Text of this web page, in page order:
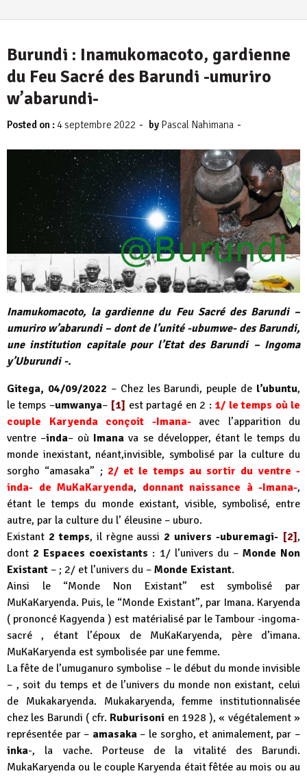
Burundi : Inamukomacoto, gardienne
du Feu Sacré des Barundi -umuriro
w’abarundi-
Posted on : 4 septembre 2022 - by Pascal Nahimana -
Inamukomacoto, la gardienne du Feu Sacré des Barundi –
umuriro w’abarundi – dont de l’unité -ubumwe- des Barundi,
une institution capitale pour l’Etat des Barundi – Ingoma
y’Uburundi -.
Gitega, 04/09/2022 – Chez les Barundi, peuple de l’ubuntu,
le temps –umwanya– [1] est partagé en 2 :1/ le temps où le
couple Karyenda conçoit -Imana-
avec l’apparition du
ventre –inda– où Imana va se développer, étant le temps du
monde inexistant, néant,invisible, symbolisé par la culture du
sorgho “amasaka” ;2/ et le temps au sortir du ventre -
inda- de MuKaKaryenda, donnant naissance à -Imana-,
étant le temps du monde existant, visible, symbolisé, entre
autre, par la culture du l’ éleusine – uburo.
Existant 2 temps, il règne aussi 2 univers -uburemagi- [2],
dont 2 Espaces coexistants : 1/ l’univers du – Monde Non
Existant – ; 2/ et l’univers du – Monde Existant.
Ainsi le “Monde Non Existant” est symbolisé par
MuKaKaryenda. Puis, le “Monde Existant”, par Imana. Karyenda
( prononcé Kagyenda ) est matérialisé par le Tambour -ingoma-
sacré , étant l’époux de MuKaKaryenda, père d’imana.
MuKaKaryenda est symbolisée par une femme.
La fête de l’umuganuro symbolise – le début du monde invisible
– , soit du temps et de l’univers du monde non existant, celui
de Mukakaryenda. Mukakaryenda, femme institutionnalisée
chez les Barundi ( cfr. Ruburisoni en 1928 ), « végétalement »
représentée par – amasaka– le sorgho, et animalement, par –
inka-, la vache. Porteuse de la vitalité des Barundi.
MukaKaryenda ou le couple Karyenda était fêtée au mois ou au